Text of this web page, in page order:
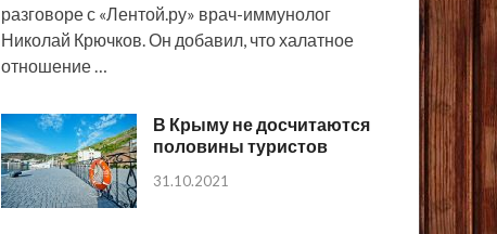
разговоре с «Лентой.ру» врач-иммунолог
Николай Крючков. Он добавил, что халатное
отношение …
В Крыму не досчитаются
половины туристов
31.10.2021